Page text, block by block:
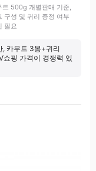
트 500g 개별판매 기준,
구성 및 귀리 증정 여부
필요
, 카무트 3봉+귀리
핑 가격이 경쟁력 있